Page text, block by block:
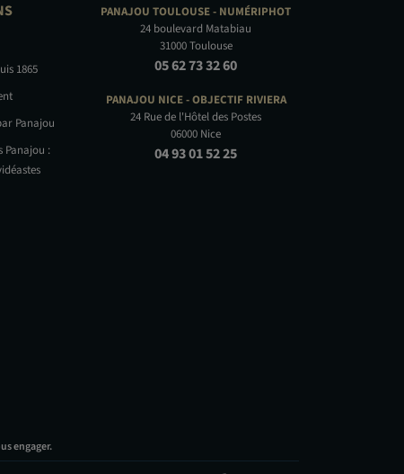
1865
Panajou
Panajou :
PANAJOU TOULOUSE - NUMÉRIPHOT
24 boulevard Matabiau
31000 Toulouse
05 62 73 32 60
PANAJOU NICE -OBJECTIF RIVIERA
24 Rue de l'Hôtel des Postes
06000 Nice
04 93 01 52 25
engager.